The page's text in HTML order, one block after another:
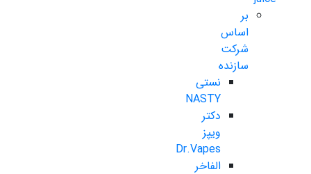
بر
اساس
شرکت
سازنده
نستی
NASTY
دکتر
ویپز
Dr.Vapes
الفاخر